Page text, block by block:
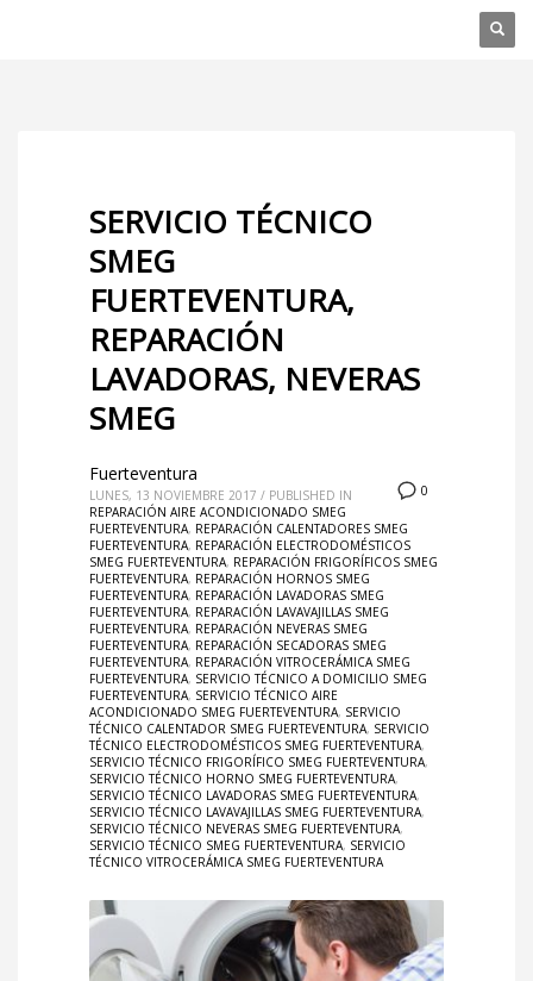
SERVICIO TÉCNICO
SMEG
FUERTEVENTURA,
REPARACIÓN
LAVADORAS, NEVERAS
SMEG
0
Fuerteventura
LUNES, 13 NOVIEMBRE 2017 / PUBLISHED IN
REPARACIÓN AIRE ACONDICIONADO SMEG
FUERTEVENTURA, REPARACIÓN CALENTADORES SMEG
FUERTEVENTURA, REPARACIÓN ELECTRODOMÉSTICOS
SMEG FUERTEVENTURA, REPARACIÓN FRIGORÍFICOS SMEG
FUERTEVENTURA, REPARACIÓN HORNOS SMEG
FUERTEVENTURA, REPARACIÓN LAVADORAS SMEG
FUERTEVENTURA, REPARACIÓN LAVAVAJILLAS SMEG
FUERTEVENTURA, REPARACIÓN NEVERAS SMEG
FUERTEVENTURA, REPARACIÓN SECADORAS SMEG
FUERTEVENTURA, REPARACIÓN VITROCERÁMICA SMEG
FUERTEVENTURA, SERVICIO TÉCNICO A DOMICILIO SMEG
FUERTEVENTURA, SERVICIO TÉCNICO AIRE
ACONDICIONADO SMEG FUERTEVENTURA, SERVICIO
TÉCNICO CALENTADOR SMEG FUERTEVENTURA, SERVICIO
TÉCNICO ELECTRODOMÉSTICOS SMEG FUERTEVENTURA,
SERVICIO TÉCNICO FRIGORÍFICO SMEG FUERTEVENTURA,
SERVICIO TÉCNICO HORNO SMEG FUERTEVENTURA,
SERVICIO TÉCNICO LAVADORAS SMEG FUERTEVENTURA,
SERVICIO TÉCNICO LAVAVAJILLAS SMEG FUERTEVENTURA,
SERVICIO TÉCNICO NEVERAS SMEG FUERTEVENTURA,
SERVICIO TÉCNICO SMEG FUERTEVENTURA, SERVICIO
TÉCNICO VITROCERÁMICA SMEG FUERTEVENTURA